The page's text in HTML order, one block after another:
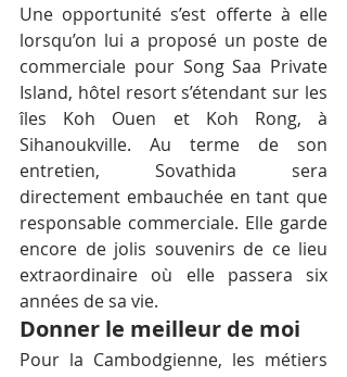
Une opportunité s’est offerte à elle
lorsqu’on lui a proposé un poste de
commerciale pour Song Saa Private
Island, hôtel resort s’étendant sur les
îles Koh Ouen et Koh Rong, à
Sihanoukville. Au terme de son
entretien, Sovathida sera
directement embauchée en tant que
responsable commerciale. Elle garde
encore de jolis souvenirs de ce lieu
extraordinaire où elle passera six
années de sa vie.
Donner le meilleur de moi
Pour la Cambodgienne, les métiers